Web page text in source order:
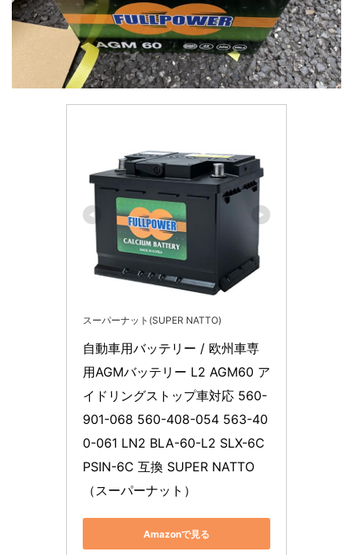
スーパーナット(SUPER NATTO)
自動車用バッテリー / 欧州車専
用AGMバッテリー L2 AGM60 ア
イドリングストップ車対応 560-
901-068 560-408-054 563-40
0-061 LN2 BLA-60-L2 SLX-6C
PSIN-6C 互換 SUPER NATTO
（スーパーナット）
Amazonで見る